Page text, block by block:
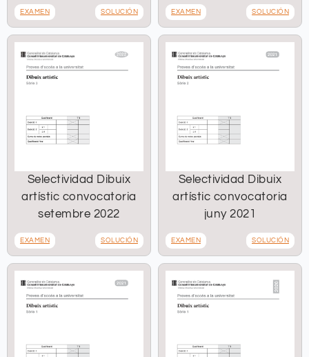
EXAMEN SOLUCIÓN EXAMEN SOLUCIÓN
Selectividad Dibuix
artístic convocatoria
setembre 2022
EXAMEN SOLUCIÓN
Selectividad Dibuix
artístic convocatoria
juny 2021
EXAMEN SOLUCIÓN